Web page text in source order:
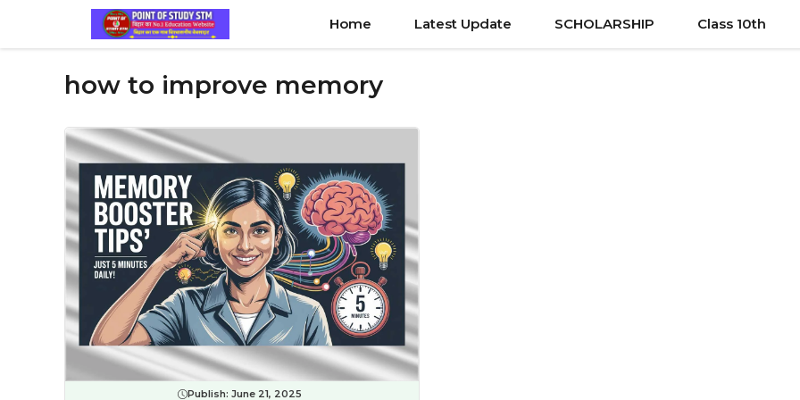
content
Home Latest Update SCHOLARSHIP Class 10th
how to improve memory
Publish: June 21, 2025